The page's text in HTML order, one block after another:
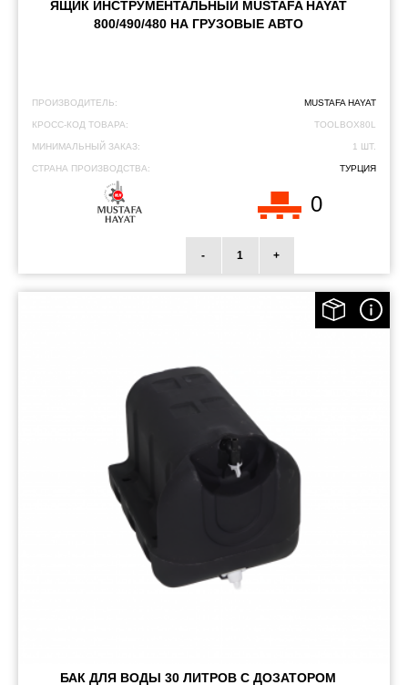
ЯЩИК ИНСТРУМЕНТАЛЬНЫЙ MUSTAFA HAYAT
800/490/480 НА ГРУЗОВЫЕ АВТО
ПРОИЗВОДИТЕЛЬ: MUSTAFA HAYAT
КРОСС-КОД ТОВАРА: TOOLBOX80L
МИНИМАЛЬНЫЙ ЗАКАЗ: 1 ШТ.
СТРАНА ПРОИЗВОДСТВА: ТУРЦИЯ
0
- +
БАК ДЛЯ ВОДЫ 30 ЛИТРОВ С ДОЗАТОРОМ